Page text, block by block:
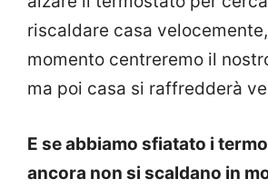
riscaldare casa
momento centreremo il
ma poi casa si raffredderà
E se abbiamo sfiatato i
ancora non si scaldano in